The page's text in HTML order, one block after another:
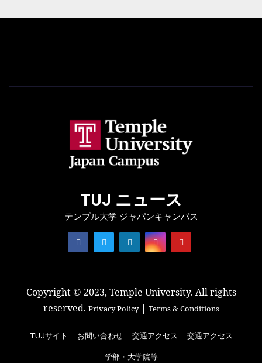
TUJ ニュース
テンプル大学 ジャパンキャンパス
Copyright © 2023, Temple University. All rights
reserved. Privacy Policy| Terms & Conditions
TUJサイト お問い合わせ 交通アクセス 交通アクセス
学部・大学院等